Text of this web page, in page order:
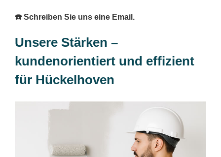
☎️ Schreiben Sie uns eine Email.
Unsere Stärken –
kundenorientiert und effizient
für Hückelhoven